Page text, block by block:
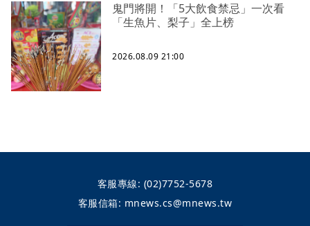
鬼門將開！「5大飲食禁忌」一次看
「生魚片、梨子」全上榜
2026.08.09 21:00
客服專線: (02)7752-5678
客服信箱: mnews.cs@mnews.tw